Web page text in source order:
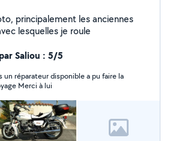
principalement les anciennes
lesquelles je roule
Saliou : 5/5
réparateur disponible a pu faire la
Merci à lui